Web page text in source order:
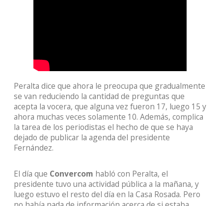
Peralta dice que ahora le preocupa que gradualmente
se van reduciendo la cantidad de preguntas que
acepta la vocera, que alguna vez fueron 17, luego 15 y
ahora muchas veces solamente 10. Además, complica
la tarea de los periodistas el hecho de que se haya
dejado de publicar la agenda del presidente
Fernández.
El día que Convercom habló con Peralta, el
presidente tuvo una actividad pública a la mañana, y
luego estuvo el resto del día en la Casa Rosada. Pero